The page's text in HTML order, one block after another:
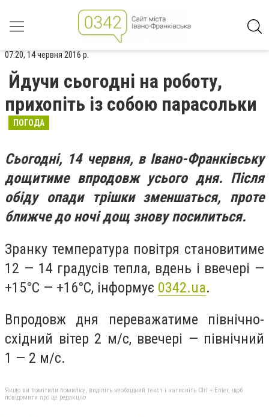
07:20, 14 червня 2016 р.
Йдучи сьогодні на роботу,
прихопіть із собою парасольки
ПОГОДА
Сьогодні, 14 червня, в Івано-Франківську
дощитиме впродовж усього дня. Після
обіду опади трішки зменшаться, проте
ближче до ночі дощ знову посилиться.
Зранку температура повітря становитиме
12 — 14 градусів тепла, вдень і ввечері —
+15°C — +16°С, інформує 0342.ua.
Впродовж дня переважатиме північно-
східний вітер 2 м/с, ввечері — північний
1 — 2 м/с.
Якщо ви помітили помилку, виділіть необхідний текст і натисніть Ctrl + Enter, щоб
повідомити про це редакцію